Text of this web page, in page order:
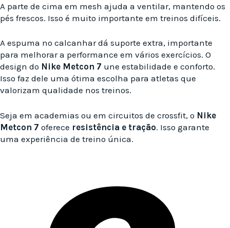
A parte de cima em mesh ajuda a ventilar, mantendo os
pés frescos. Isso é muito importante em treinos difíceis.
A espuma no calcanhar dá suporte extra, importante
para melhorar a performance em vários exercícios. O
design do Nike Metcon 7 une estabilidade e conforto.
Isso faz dele uma ótima escolha para atletas que
valorizam qualidade nos treinos.
Seja em academias ou em circuitos de crossfit, o Nike
Metcon 7 oferece resistência e tração. Isso garante
uma experiência de treino única.